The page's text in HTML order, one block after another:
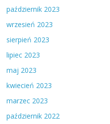
październik 2023
wrzesień 2023
sierpień 2023
lipiec 2023
maj 2023
kwiecień 2023
marzec 2023
październik 2022